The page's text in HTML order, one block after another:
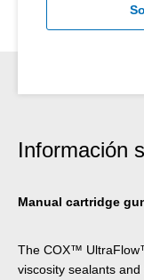
Información
Manual cartridge
The COX™
viscosity sealants